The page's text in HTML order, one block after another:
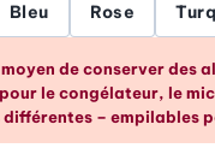
Bleu Rose
de conserver des
le congélateur, le
– empilables